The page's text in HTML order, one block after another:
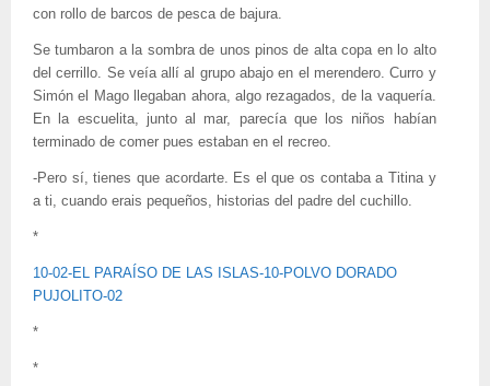
con rollo de barcos de pesca de bajura.
Se tumbaron a la sombra de unos pinos de alta copa en lo alto
del cerrillo. Se veía allí al grupo abajo en el merendero. Curro y
Simón el Mago llegaban ahora, algo rezagados, de la vaquería.
En la escuelita, junto al mar, parecía que los niños habían
terminado de comer pues estaban en el recreo.
-Pero sí, tienes que acordarte. Es el que os contaba a Titina y
a ti, cuando erais pequeños, historias del padre del cuchillo.
*
10-02-EL PARAÍSO DE LAS ISLAS-10-POLVO DORADO
PUJOLITO-02
*
*